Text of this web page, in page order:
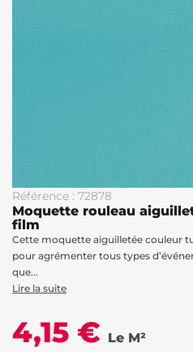
Référence : 72878
Moquette rouleau
film
Cette moquette aiguilletée couleur
pour agrémenter tous types
que...
Lire la suite
4,15 € Le M²